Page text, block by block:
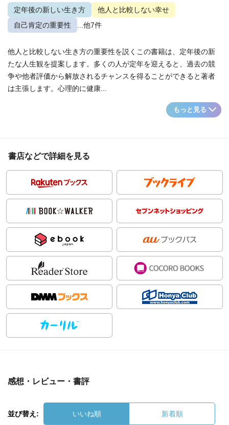
定年後の新しい生き方
他人と比較しない幸せ
自己肯定の重要性
...他7件
他人と比較しない生き方の重要性を説くこの書籍は、定年後の新
たな人生観を提案します。多くの人が定年を迎えると、過去の競
争や他者評価から解放されるチャンスを得ることができると著者
は主張します。心理的に健康...
もっと見る
書店などで詳細を見る
感想・レビュー・書評
並び替え: いいね順 新着順